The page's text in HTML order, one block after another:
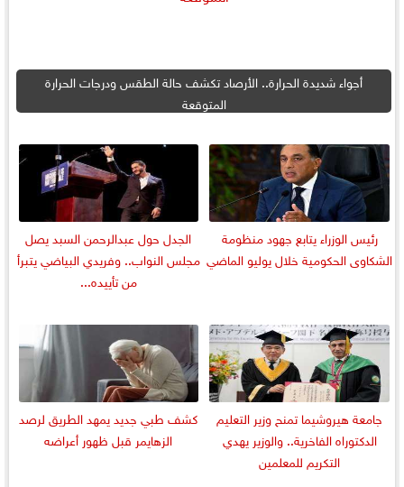
أجواء شديدة الحرارة.. الأرصاد تكشف حالة الطقس ودرجات الحرارة
المتوقعة
رئيس الوزراء يتابع جهود منظومة
الشكاوى الحكومية خلال يوليو الماضي
الجدل حول عبدالرحمن السبد يصل
مجلس النواب.. وفريدي البياضي يتبرأ
من تأييده...
جامعة هيروشيما تمنح وزير التعليم
الدكتوراه الفاخرية.. والوزير يهدي
التكريم للمعلمين
كشف طبي جديد يمهد الطريق لرصد
الزهايمر قبل ظهور أعراضه